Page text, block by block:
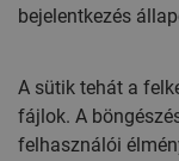
bejelentkezés
A sütik tehát a
fájlok. A
felhasználói